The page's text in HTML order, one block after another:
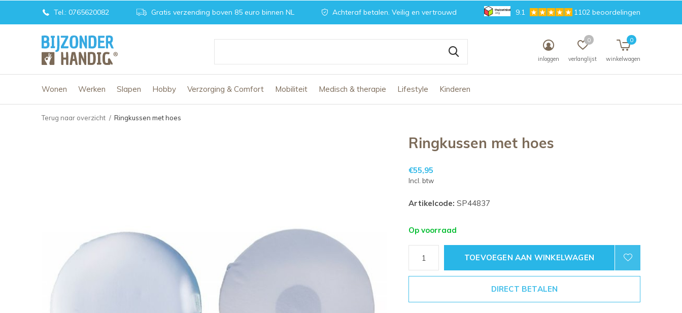
Wonen Werken Slapen Hobby Verzorging & Comfort Mobiliteit Medisch & therapie Lifestyle Kinderen
inloggen verlanglijst
0
winkelwagen
0
Tel.: 0765620082 Gratis verzending boven 85 euro binnen NL Achteraf betalen. Veilig en vertrouwd 9.1 1102 beoordelingen
Terug naar overzicht Ringkussen met hoes
Ringkussen met hoes
€55,95
Incl. btw
Artikelcode: SP44837
Op voorraad
TOEVOEGEN AAN WINKELWAGEN
DIRECT BETALEN